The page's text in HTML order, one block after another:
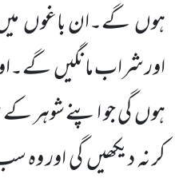
ہوں گے۔ان باغوں
اور شراب مانگیں
ہوں گی جو اپنے شوہر کے
کر نہ دیکھیں گی اور وہ